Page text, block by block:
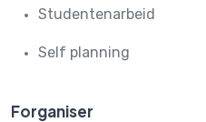
Studentenarbeid
Self planning
Forganiser